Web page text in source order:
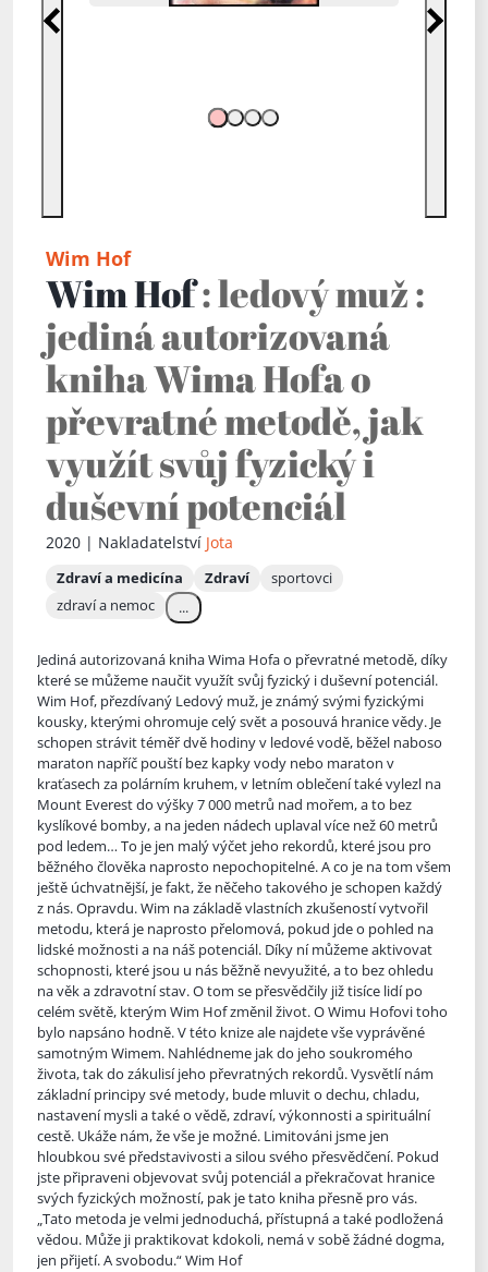
Předchozí Další
Wim Hof
Wim Hof: ledový muž :
jediná autorizovaná
kniha Wima Hofa o
převratné metodě, jak
využít svůj fyzický i
duševní potenciál
2020 | Nakladatelství Jota
Zdraví a medicína Zdraví
sportovci
zdraví a nemoc
...
Jediná autorizovaná kniha Wima Hofa o převratné metodě, díky
které se můžeme naučit využít svůj fyzický i duševní potenciál.
Wim Hof, přezdívaný Ledový muž, je známý svými fyzickými
kousky, kterými ohromuje celý svět a posouvá hranice vědy. Je
schopen strávit téměř dvě hodiny v ledové vodě, běžel naboso
maraton napříč pouští bez kapky vody nebo maraton v
kraťasech za polárním kruhem, v letním oblečení také vylezl na
Mount Everest do výšky 7 000 metrů nad mořem, a to bez
kyslíkové bomby, a na jeden nádech uplaval více než 60 metrů
pod ledem… To je jen malý výčet jeho rekordů, které jsou pro
běžného člověka naprosto nepochopitelné. A co je na tom všem
ještě úchvatnější, je fakt, že něčeho takového je schopen každý
z nás. Opravdu. Wim na základě vlastních zkušeností vytvořil
metodu, která je naprosto přelomová, pokud jde o pohled na
lidské možnosti a na náš potenciál. Díky ní můžeme aktivovat
schopnosti, které jsou u nás běžně nevyužité, a to bez ohledu
na věk a zdravotní stav. O tom se přesvědčily již tisíce lidí po
celém světě, kterým Wim Hof změnil život. O Wimu Hofovi toho
bylo napsáno hodně. V této knize ale najdete vše vyprávěné
samotným Wimem. Nahlédneme jak do jeho soukromého
života, tak do zákulisí jeho převratných rekordů. Vysvětlí nám
základní principy své metody, bude mluvit o dechu, chladu,
nastavení mysli a také o vědě, zdraví, výkonnosti a spirituální
cestě. Ukáže nám, že vše je možné. Limitováni jsme jen
hloubkou své představivosti a silou svého přesvědčení. Pokud
jste připraveni objevovat svůj potenciál a překračovat hranice
svých fyzických možností, pak je tato kniha přesně pro vás.
„Tato metoda je velmi jednoduchá, přístupná a také podložená
vědou. Může ji praktikovat kdokoli, nemá v sobě žádné dogma,
jen přijetí. A svobodu.“ Wim Hof